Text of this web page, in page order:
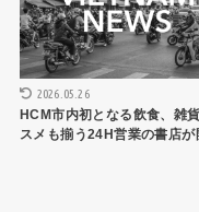
2026.05.26
HCM市内初となる飲食、雑
スメも揃う24H営業の書店が